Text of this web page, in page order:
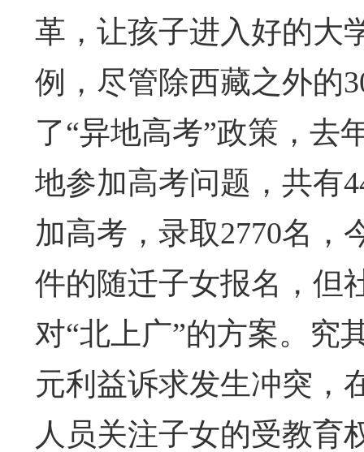
革，让孩子进入好的大
例，尽管除西藏之外的
了“异地高考”政策，去
地参加高考问题，共有
加高考，录取2770名，
件的随迁子女报名，但
对“北上广”的方案。究
元利益诉求发生冲突，
人员关注子女的受教育